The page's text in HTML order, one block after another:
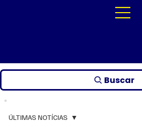
Buscar
ÚLTIMAS NOTÍCIAS